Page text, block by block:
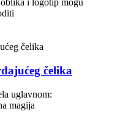
i logotip mogu
čelika
uglavnom:
magija